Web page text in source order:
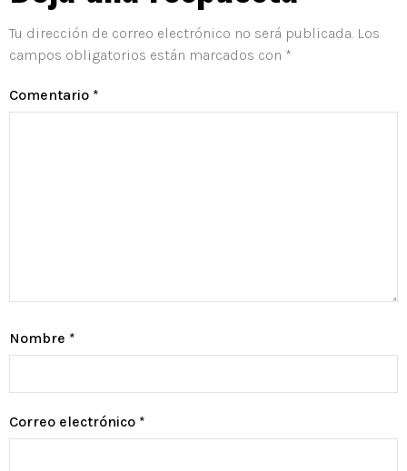
Tu dirección de correo electrónico no será publicada. Los
campos obligatorios están marcados con *
Comentario *
Nombre *
Correo electrónico *